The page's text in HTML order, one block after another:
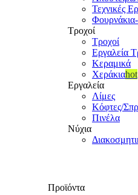
Τεχνικές
Τροχοί
Τροχοί
Εργαλεία
Κεραμικά
Χεράκιαhot
Εργαλεία
Λίμες
Κόφτες/
Πινέλα
Νύχια
Προϊόντα